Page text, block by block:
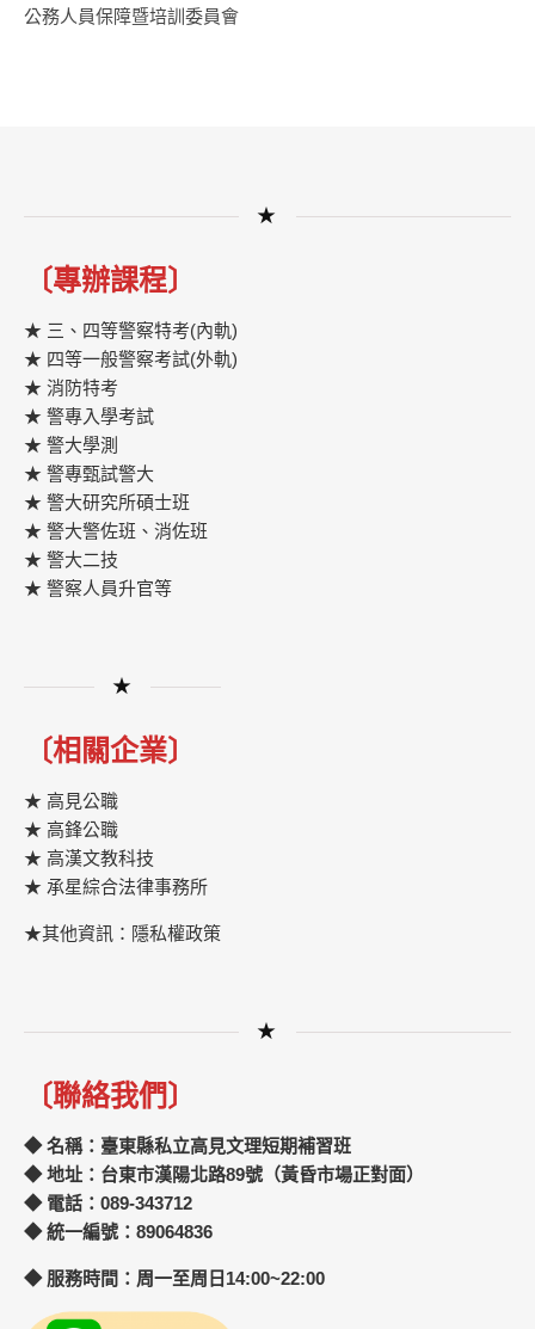
公務人員保障暨培訓委員會
★
〔專辦課程〕
★ 三、四等警察特考(內軌)
★ 四等一般警察考試(外軌)
★ 消防特考
★ 警專入學考試
★ 警大學測
★ 警專甄試警大
★ 警大研究所碩士班
★ 警大警佐班、消佐班
★ 警大二技
★ 警察人員升官等
★
〔相關企業〕
★ 高見公職
★ 高鋒公職
★ 高漢文教科技
★ 承星綜合法律事務所
★其他資訊：隱私權政策
★
〔聯絡我們〕
◆ 名稱：臺東縣私立高見文理短期補習班
◆ 地址：台東市漢陽北路89號（黃昏市場正對面）
◆ 電話：089-343712
◆ 統一編號：89064836
◆ 服務時間：周一至周日14:00~22:00